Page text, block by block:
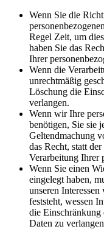
Wenn Sie die
Regel Zeit, um
haben Sie das
Ihrer
Wenn die
unrechtmäßig
Löschung die
verlangen.
Wenn wir Ihre
benötigen, Sie sie
Geltendmachung
das Recht, statt
Verarbeitung Ihrer
Wenn Sie einen
eingelegt haben,
unseren
feststeht, wessen
die Einschränkung
Daten zu